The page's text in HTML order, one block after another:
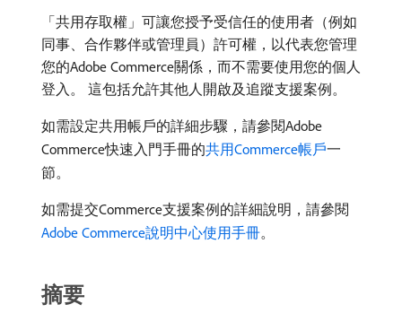
「共用存取權」可讓您授予受信任的使用者（例如
同事、合作夥伴或管理員）許可權，以代表您管理
您的Adobe Commerce關係，而不需要使用您的個人
登入。 這包括允許其他人開啟及追蹤支援案例。
如需設定共用帳戶的詳細步驟，請參閱Adobe
Commerce快速入門手冊的共用Commerce帳戶一
節。
如需提交Commerce支援案例的詳細說明，請參閱
Adobe Commerce說明中心使用手冊。
摘要